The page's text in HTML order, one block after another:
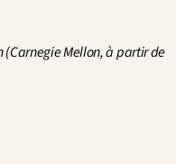
(Carnegie Mellon, à partir de